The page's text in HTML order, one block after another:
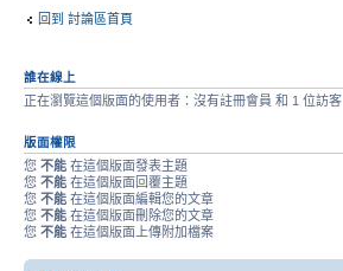
回到 討論區首頁
誰在線上
正在瀏覽這個版面的使用者：沒有註冊會員 和 1 位訪客
版面權限
您 不能 在這個版面發表主題
您 不能 在這個版面回覆主題
您 不能 在這個版面編輯您的文章
您 不能 在這個版面刪除您的文章
您 不能 在這個版面上傳附加檔案